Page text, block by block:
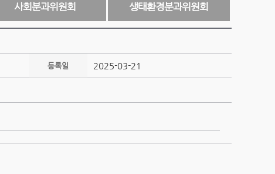
사회분과위원회 생태환경분과위원회
등록일 2025-03-21